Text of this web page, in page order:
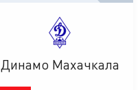
Динамо Махачкала